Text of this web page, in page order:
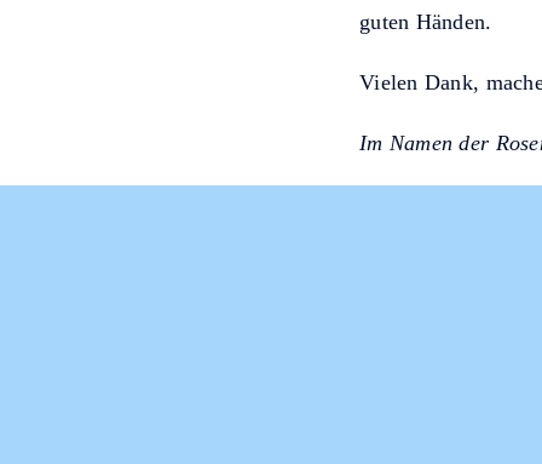
guten Händen.
Vielen Dank,
Im Namen der